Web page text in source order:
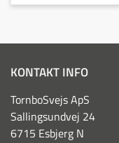
KONTAKT INFO
TornboSvejs ApS
Sallingsundvej 24
6715 Esbjerg N